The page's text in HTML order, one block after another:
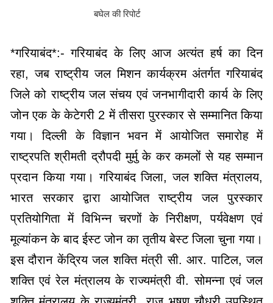
बघेल की रिपोर्ट
*गरियाबंद*:- गरियाबंद के लिए आज अत्यंत हर्ष का दिन
रहा, जब राष्ट्रीय जल मिशन कार्यक्रम अंतर्गत गरियाबंद
जिले को राष्ट्रीय जल संचय एवं जनभागीदारी कार्य के लिए
जोन एक के केटेगरी 2 में तीसरा पुरस्कार से सम्मानित किया
गया। दिल्ली के विज्ञान भवन में आयोजित समारोह में
राष्ट्रपति श्रीमती द्रौपदी मुर्मु के कर कमलों से यह सम्मान
प्रदान किया गया। गरियाबंद जिला, जल शक्ति मंत्रालय,
भारत सरकार द्वारा आयोजित राष्ट्रीय जल पुरस्कार
प्रतियोगिता में विभिन्न चरणों के निरीक्षण, पर्यवेक्षण एवं
मूल्यांकन के बाद ईस्ट जोन का तृतीय बेस्ट जिला चुना गया।
इस दौरान केंद्रिय जल शक्ति मंत्री सी. आर. पाटिल, जल
शक्ति एवं रेल मंत्रालय के राज्यमंत्री वी. सोमन्ना एवं जल